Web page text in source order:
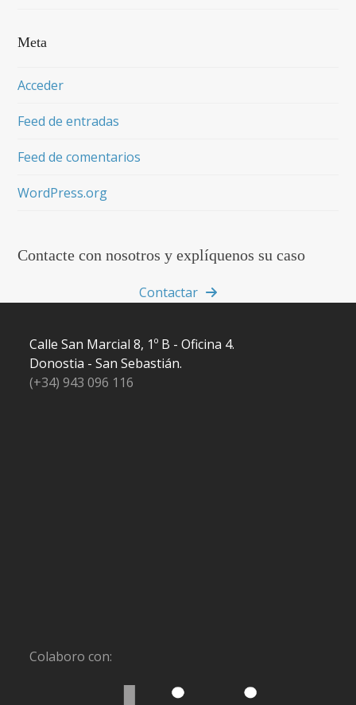
Meta
Acceder
Feed de entradas
Feed de comentarios
WordPress.org
Contacte con nosotros y explíquenos su caso
Contactar
Calle San Marcial 8, 1º B - Oficina 4.
Donostia - San Sebastián.
(+34) 943 096 116
Colaboro con: